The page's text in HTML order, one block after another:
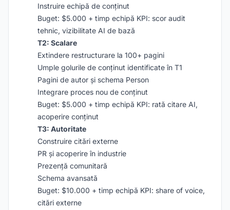
Instruire echipă de conținut
Buget: $5.000 + timp echipă KPI: scor audit
tehnic, vizibilitate AI de bază
T2: Scalare
Extindere restructurare la 100+ pagini
Umple golurile de conținut identificate în T1
Pagini de autor și schema Person
Integrare proces nou de conținut
Buget: $5.000 + timp echipă KPI: rată citare AI,
acoperire conținut
T3: Autoritate
Construire citări externe
PR și acoperire în industrie
Prezență comunitară
Schema avansată
Buget: $10.000 + timp echipă KPI: share of voice,
citări externe